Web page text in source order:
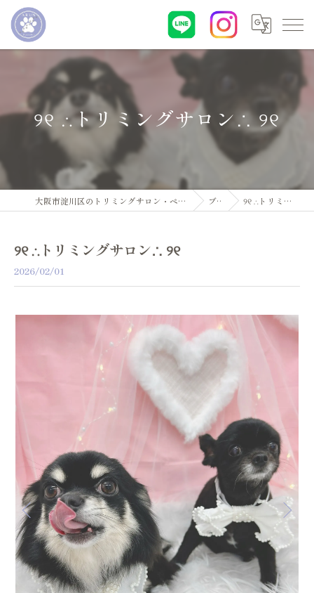
୨୧ ∴トリミングサロン∴ ୨୧
大阪市淀川区のトリミングサロン・ペットサロンならDogsalon ARUN ブログ ୨୧ ∴トリミングサロン∴ ୨୧
୨୧ ∴トリミングサロン∴ ୨୧
2026/02/01